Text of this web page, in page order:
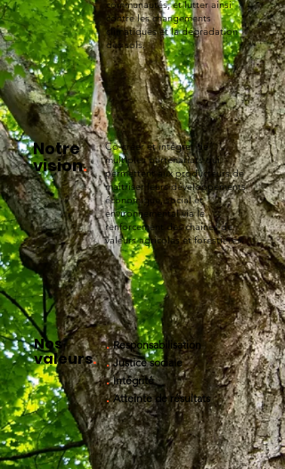
communautés, et lutter ainsi
contre les changements
climatiques et la dégradation
des sols.
Notre
vision.
Co-créer et intégrer de
multiples partenariats qui
permettent aux producteurs de
maitriser leurs développements
économique, social et
environnemental via le
renforcement des chaines de
valeurs agricoles et forestières.
Nos
valeurs.
. Responsabilisation
. Justice sociale
. Intégrité
. Atteinte de résultats